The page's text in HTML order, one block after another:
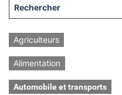
Agriculteurs
Alimentation
Automobile et transports